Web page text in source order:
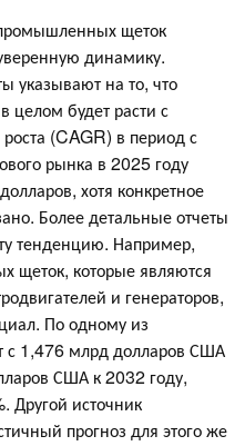
щеток
динамику.
указывают на то, что
целом будет расти с
(CAGR) в период с
рынка в 2025 году
хотя конкретное
Более детальные отчеты
тенденцию. Например,
щеток, которые являются
и генераторов,
По одному из
с 1,476 млрд долларов США
США к 2032 году,
Другой источник
прогноз для этого же